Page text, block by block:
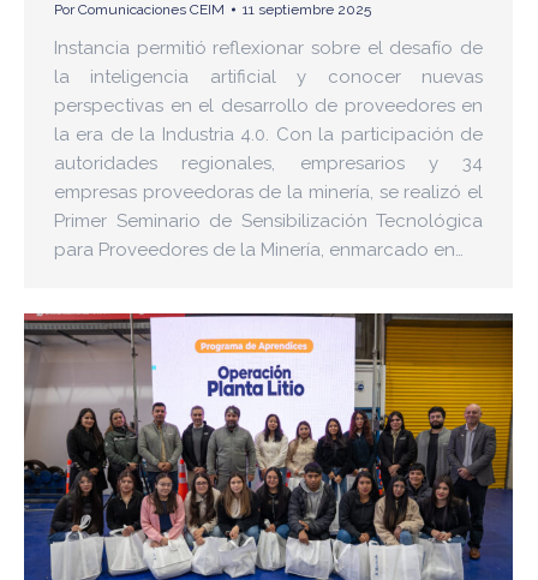
PorComunicaciones CEIM 11 septiembre 2025
Instancia permitió reflexionar sobre el desafío de
la inteligencia artificial y conocer nuevas
perspectivas en el desarrollo de proveedores en
la era de la Industria 4.0. Con la participación de
autoridades regionales, empresarios y 34
empresas proveedoras de la minería, se realizó el
Primer Seminario de Sensibilización Tecnológica
para Proveedores de la Minería, enmarcado en…